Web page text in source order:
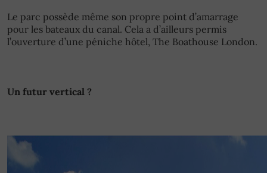
Le parc possède même son propre point d’amarrage
pour les bateaux du canal. Cela a d’ailleurs permis
l’ouverture d’une péniche hôtel, The Boathouse London.
Un futur vertical ?